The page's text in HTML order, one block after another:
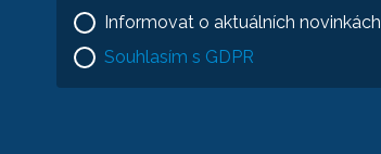
Informovat o aktuálních novinkách
Souhlasím s GDPR